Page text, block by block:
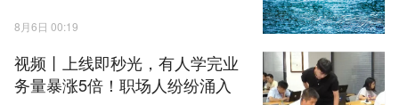
8月6日 00:19
视频丨上线即秒光，有人学完业
务量暴涨5倍！职场人纷纷涌入